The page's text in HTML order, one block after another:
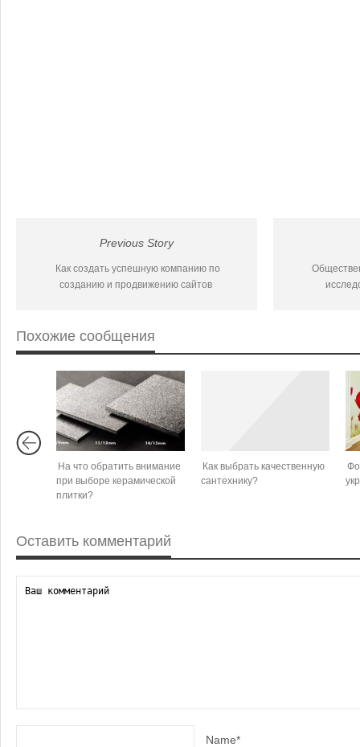
Previous Story
Как создать успешную компанию по
созданию и продвижению сайтов
Похожие сообщения
На что обратить внимание
при выборе керамической
плитки?
Как выбрать качественную
сантехнику?
Оставить комментарий
Name*